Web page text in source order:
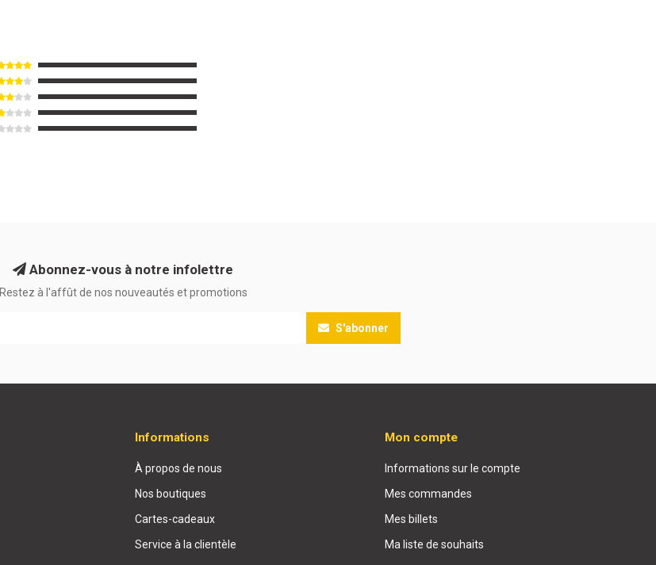
Abonnez-vous à notre infolettre
Restez à l'affût de nos nouveautés et promotions
S'abonner
Informations
À propos de nous
Nos boutiques
Cartes-cadeaux
Service à la clientèle
Mon compte
Informations sur le compte
Mes commandes
Mes billets
Ma liste de souhaits